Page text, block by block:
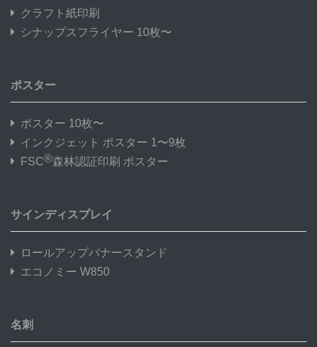
クラフト紙印刷
シナップスフライヤー 10枚〜
ポスター
ポスター 10枚〜
インクジェット ポスター 1〜9枚
FSC®森林認証印刷 ポスター
サインディスプレイ
ロールアップバナースタンド
エコノミー W850
名刺